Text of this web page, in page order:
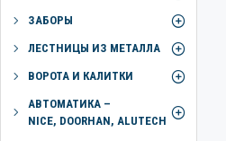
ЗАБОРЫ
ЛЕСТНИЦЫ ИЗ МЕТАЛЛА
ВОРОТА И КАЛИТКИ
АВТОМАТИКА –
NICE, DOORHAN, ALUTECH